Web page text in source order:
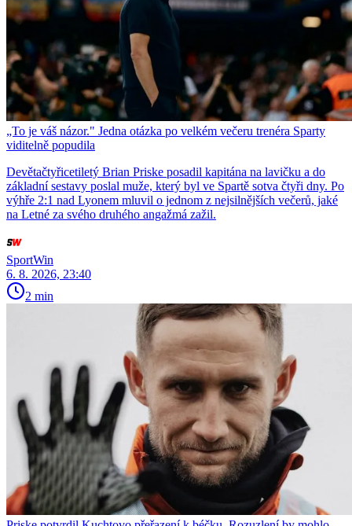
„To je váš názor." Jedna otázka po velkém večeru trenéra Sparty
viditelně popudila
Devětačtyřicetiletý Brian Priske posadil kapitána na lavičku a do
základní sestavy poslal muže, který byl ve Spartě sotva čtyři dny. Po
výhře 2:1 nad Lyonem mluvil o jednom z nejsilnějších večerů, jaké
na Letné za svého druhého angažmá zažil.
SportWin
6. 8. 2026, 23:40
2 min